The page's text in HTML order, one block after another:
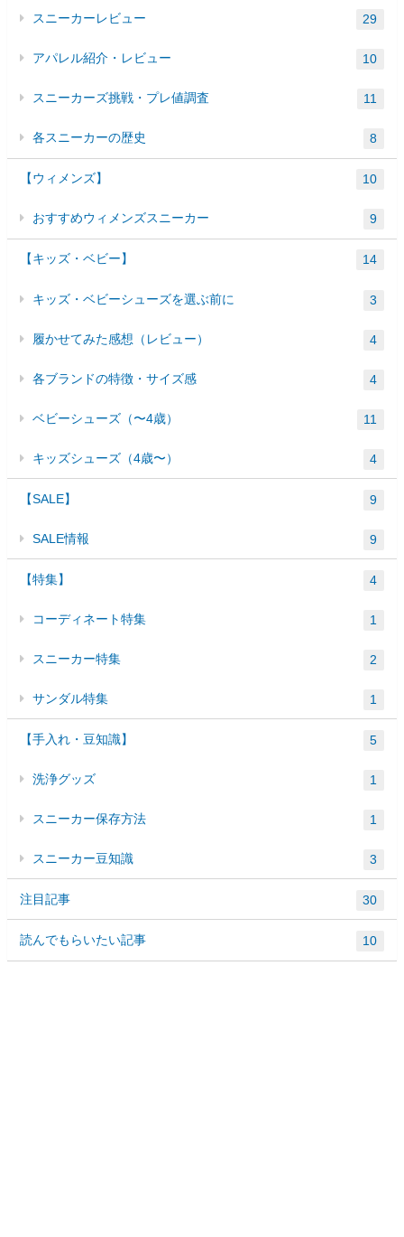
スニーカーレビュー 29
アパレル紹介・レビュー 10
スニーカーズ挑戦・プレ値調査 11
各スニーカーの歴史 8
【ウィメンズ】 10
おすすめウィメンズスニーカー 9
【キッズ・ベビー】 14
キッズ・ベビーシューズを選ぶ前に 3
履かせてみた感想（レビュー） 4
各ブランドの特徴・サイズ感 4
ベビーシューズ（〜4歳） 11
キッズシューズ（4歳〜） 4
【SALE】 9
SALE情報 9
【特集】 4
コーディネート特集 1
スニーカー特集 2
サンダル特集 1
【手入れ・豆知識】 5
洗浄グッズ 1
スニーカー保存方法 1
スニーカー豆知識 3
注目記事 30
読んでもらいたい記事 10